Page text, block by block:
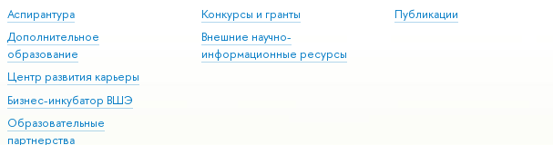
Аспирантура
Дополнительное
образование
Центр развития карьеры
Бизнес-инкубатор ВШЭ
Образовательные
партнерства
Конкурсы и гранты
Внешние научно-
информационные ресурсы
Публикации